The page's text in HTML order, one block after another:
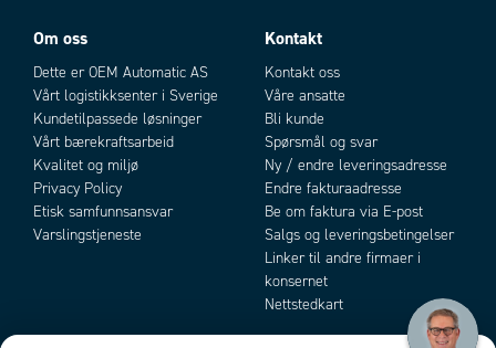
Om oss
Dette er OEM Automatic AS
Vårt logistikksenter i Sverige
Kundetilpassede løsninger
Vårt bærekraftsarbeid
Kvalitet og miljø
Privacy Policy
Etisk samfunnsansvar
Varslingstjeneste
Kontakt
Kontakt oss
Våre ansatte
Bli kunde
Spørsmål og svar
Ny / endre leveringsadresse
Endre fakturaadresse
Be om faktura via E-post
Salgs og leveringsbetingelser
Linker til andre firmaer i
konsernet
Nettstedkart